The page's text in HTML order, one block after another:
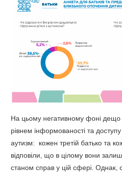
На цьому негативному фоні дещо
рівнем інформованості та
аутизм: кожен третій батько та
відповіли, що в цілому вони
станом справ у цій сфері. Однак,